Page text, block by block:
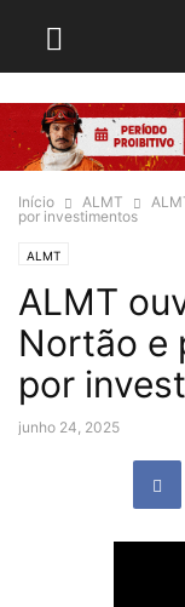
Início ALMT
por investimentos
ALMT
ALMT
Nortão e
por
junho 24, 2025